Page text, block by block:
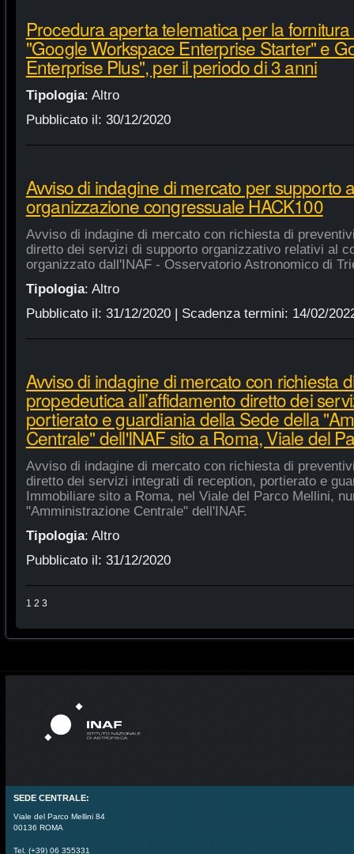
Procedura aperta telematica per la
"Google Workspace Enterprise Starter" e
Enterprise Plus", per il periodo di 3 anni
Tipologia: Altro
Pubblicato il: 30/12/2020
Avviso di indagine di mercato per supporto
organizzazione congressuale HACK100
Avviso di indagine di mercato con richiesta di
diretto dei servizi di supporto organizzativo relativi al
organizzato dall'INAF - Osservatorio Astronomico di
Tipologia: Altro
Pubblicato il: 31/12/2020| Scadenza termini: 14/02/
Avviso di indagine di mercato con richiesta
propedeutica all’affidamento diretto dei
portierato e guardiania della Sede della
Centrale" dell'INAF sito a Roma, Viale del
Avviso di indagine di mercato con richiesta di
diretto dei servizi integrati di reception, portierato e
Immobiliare sito a Roma, nel Viale del Parco Mellini,
"Amministrazione Centrale" dell'INAF.
Tipologia: Altro
Pubblicato il: 31/12/2020
1 2 3
SEDE CENTRALE:
Viale del Parco Mellini 84
00136 ROMA
Tel. (+39) 06 355331